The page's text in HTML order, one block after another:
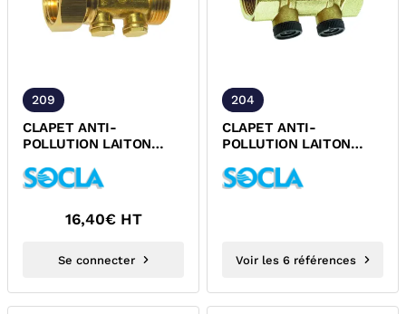
209
CLAPET ANTI-
POLLUTION LAITON
TOURNANT
ENCOMBREMENT
16,40€ HT
Se connecter
204
CLAPET ANTI-
POLLUTION LAITON
ACS SOCLA
Voir les 6 références